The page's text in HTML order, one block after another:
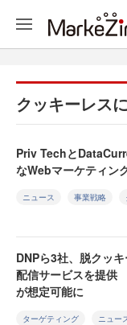
クッキーレス
Priv Techと
なWebマーケティン
ニュース 事業戦略
DNPら3社、脱クッ
配信サービスを提供
が想定可能に
ターゲティング ニュー